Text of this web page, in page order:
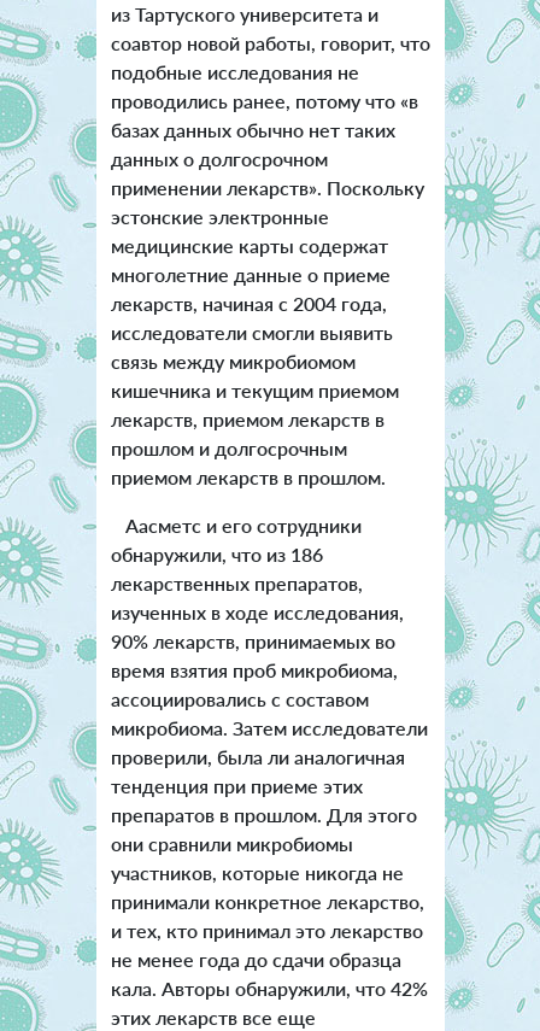
из Тартуского университета и
соавтор новой работы, говорит, что
подобные исследования не
проводились ранее, потому что «в
базах данных обычно нет таких
данных о долгосрочном
применении лекарств». Поскольку
эстонские электронные
медицинские карты содержат
многолетние данные о приеме
лекарств, начиная с 2004 года,
исследователи смогли выявить
связь между микробиомом
кишечника и текущим приемом
лекарств, приемом лекарств в
прошлом и долгосрочным
приемом лекарств в прошлом.
Аасметс и его сотрудники
обнаружили, что из 186
лекарственных препаратов,
изученных в ходе исследования,
90% лекарств, принимаемых во
время взятия проб микробиома,
ассоциировались с составом
микробиома. Затем исследователи
проверили, была ли аналогичная
тенденция при приеме этих
препаратов в прошлом. Для этого
они сравнили микробиомы
участников, которые никогда не
принимали конкретное лекарство,
и тех, кто принимал это лекарство
не менее года до сдачи образца
кала. Авторы обнаружили, что 42%
этих лекарств все еще